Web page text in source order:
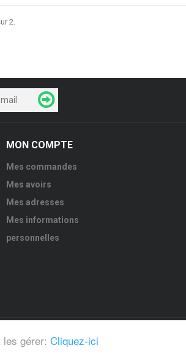
gérer: Cliquez-ici
2.
MON COMPTE
Mes commandes
Mes avoirs
Mes adresses
Mes informations
personnelles